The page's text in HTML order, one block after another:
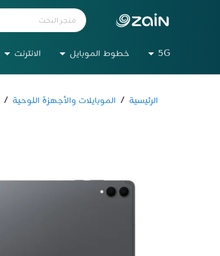
5G خطوط الموبايل الانترنت
الرئيسية / الموبايلات والأجهزة اللوحية /